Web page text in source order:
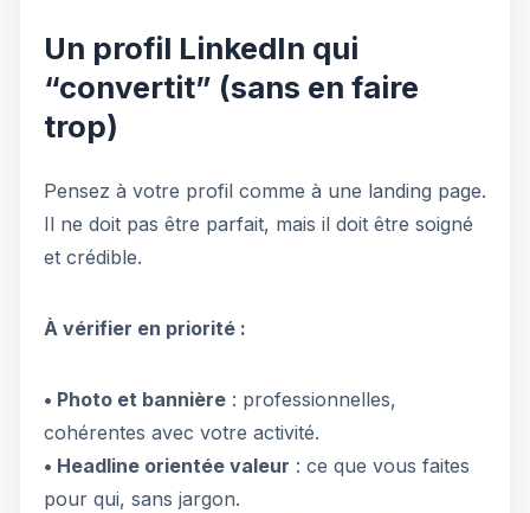
Un profil LinkedIn qui
“convertit” (sans en faire
trop)
Pensez à votre profil comme à une landing page.
Il ne doit pas être parfait, mais il doit être soigné
et crédible.
À vérifier en priorité :
• Photo et bannière : professionnelles,
cohérentes avec votre activité.
• Headline orientée valeur : ce que vous faites
pour qui, sans jargon.